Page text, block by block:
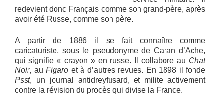
redevient donc Français comme son grand-père, après
avoir été Russe, comme son père.
A partir de 1886 il se fait connaître comme
caricaturiste, sous le pseudonyme de Caran d’Ache,
qui signifie « crayon » en russe. Il collabore au Chat
Noir, au Figaro et à d’autres revues. En 1898 il fonde
Psst, un journal antidreyfusard, et milite activement
contre la révision du procès qui divise la France.